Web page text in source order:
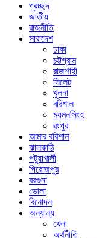
প্রচ্ছদ
জাতীয়
রাজনীতি
সারাদেশ
ঢাকা
চট্টগ্রাম
রাজশাহী
সিলেট
খুলনা
বরিশাল
ময়মনসিংহ
রংপুর
আমার বরিশাল
ঝালকাঠি
পটুয়াখালী
পিরোজপুর
বরগুনা
ভোলা
বিনোদন
অন্যান্য
খেলা
অর্থনীতি